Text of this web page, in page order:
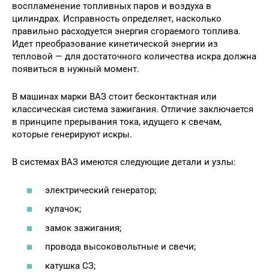
воспламенение топливных паров и воздуха в
цилиндрах. Исправность определяет, насколько
правильно расходуется энергия сгораемого топлива.
Идет преобразование кинетической энергии из
тепловой — для достаточного количества искра должна
появиться в нужный момент.
В машинах марки ВАЗ стоит бесконтактная или
классическая система зажигания. Отличие заключается
в принципе прерывания тока, идущего к свечам,
которые генерируют искры.
В системах ВАЗ имеются следующие детали и узлы:
электрический генератор;
кулачок;
замок зажигания;
провода высоковольтные и свечи;
катушка СЗ;